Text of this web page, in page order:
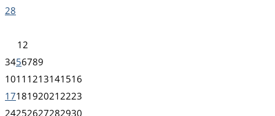
28
1 2
3456789
1011 1213141516
1718192021 2223
24252627282930